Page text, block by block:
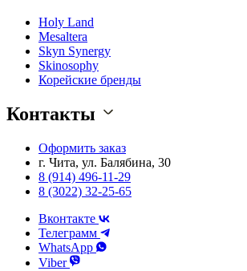
Holy Land
Mesaltera
Skyn Synergy
Skinosophy
Корейские бренды
Контакты
Оформить заказ
г. Чита, ул. Балябина, 30
8 (914) 496-11-29
8 (3022) 32-25-65
Вконтакте
Телеграмм
WhatsApp
Viber